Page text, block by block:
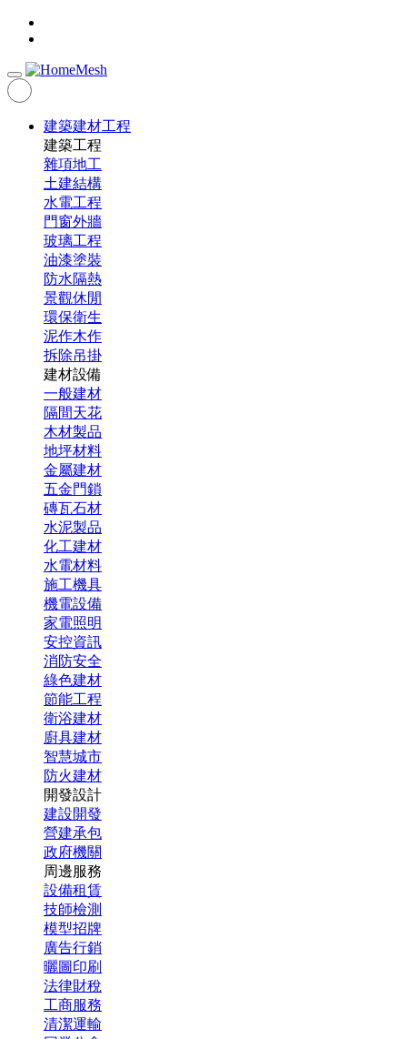
建築建材工程
建築工程
雜項地工
土建結構
水電工程
門窗外牆
玻璃工程
油漆塗裝
防水隔熱
景觀休閒
環保衛生
泥作木作
拆除吊掛
建材設備
一般建材
隔間天花
木材製品
地坪材料
金屬建材
五金門鎖
磚瓦石材
水泥製品
化工建材
水電材料
施工機具
機電設備
家電照明
安控資訊
消防安全
綠色建材
節能工程
衛浴建材
廚具建材
智慧城市
防火建材
開發設計
建設開發
營建承包
政府機關
周邊服務
設備租賃
技師檢測
模型招牌
廣告行銷
曬圖印刷
法律財稅
工商服務
清潔運輸